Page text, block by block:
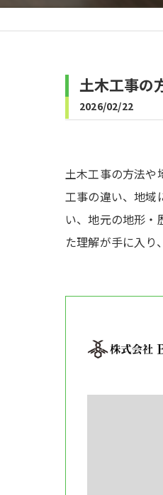
土木工事の
2026/02/22
土木工事の方法や
工事の違い、地域
い、地元の地形・
た理解が手に入り